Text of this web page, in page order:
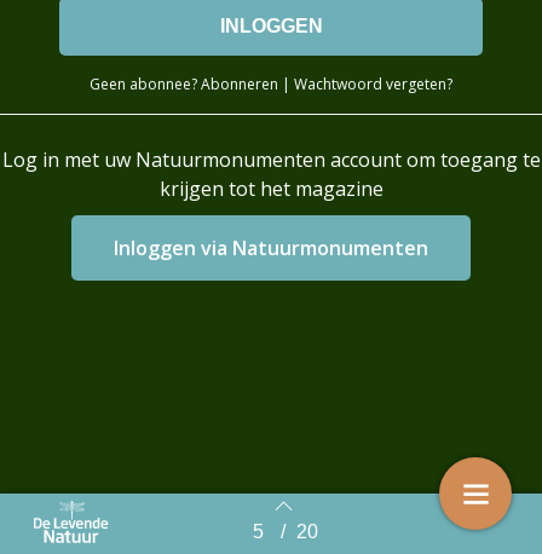
Back to index 5 / 20
Geen abonnee?Abonneren | Wachtwoord vergeten?
Log in met uw Natuurmonumenten account om toegang te
krijgen tot het magazine
Login with AzureAD